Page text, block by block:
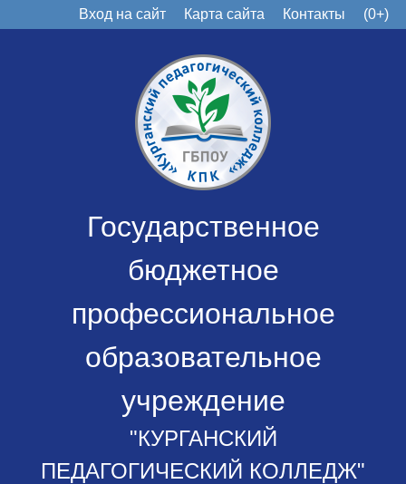
Вход на сайт Карта сайта Контакты (0+)
Государственное
бюджетное
профессиональное
образовательное
учреждение
"КУРГАНСКИЙ
ПЕДАГОГИЧЕСКИЙ КОЛЛЕДЖ"